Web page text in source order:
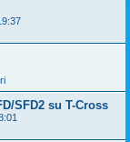
SFD2 su T-Cross